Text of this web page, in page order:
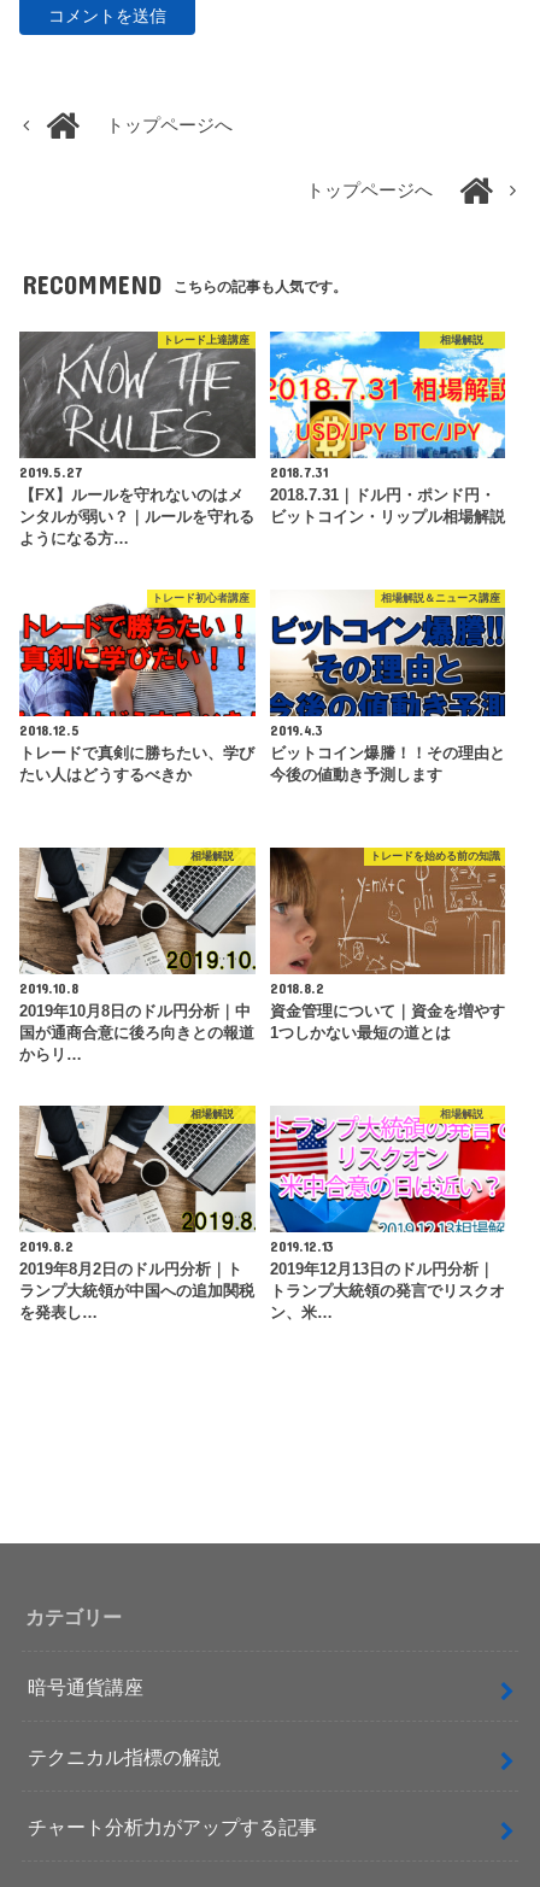
トップページへ
トップページへ
RECOMMEND こちらの記事も人気です。
トレード上達講座
2019.5.27
【FX】ルールを守れないのはメ
ンタルが弱い？｜ルールを守れる
ようになる方…
相場解説
2018.7.31
2018.7.31｜ドル円・ポンド円・
ビットコイン・リップル相場解説
トレード初心者講座
2018.12.5
トレードで真剣に勝ちたい、学び
たい人はどうするべきか
相場解説＆ニュース講座
2019.4.3
ビットコイン爆謄！！その理由と
今後の値動き予測します
相場解説
2019.10.8
2019年10月8日のドル円分析｜中
国が通商合意に後ろ向きとの報道
からリ…
トレードを始める前の知識
2018.8.2
資金管理について｜資金を増やす
1つしかない最短の道とは
相場解説
2019.8.2
2019年8月2日のドル円分析｜ト
ランプ大統領が中国への追加関税
を発表し…
相場解説
2019.12.13
2019年12月13日のドル円分析｜
トランプ大統領の発言でリスクオ
ン、米…
カテゴリー
暗号通貨講座
テクニカル指標の解説
チャート分析力がアップする記事